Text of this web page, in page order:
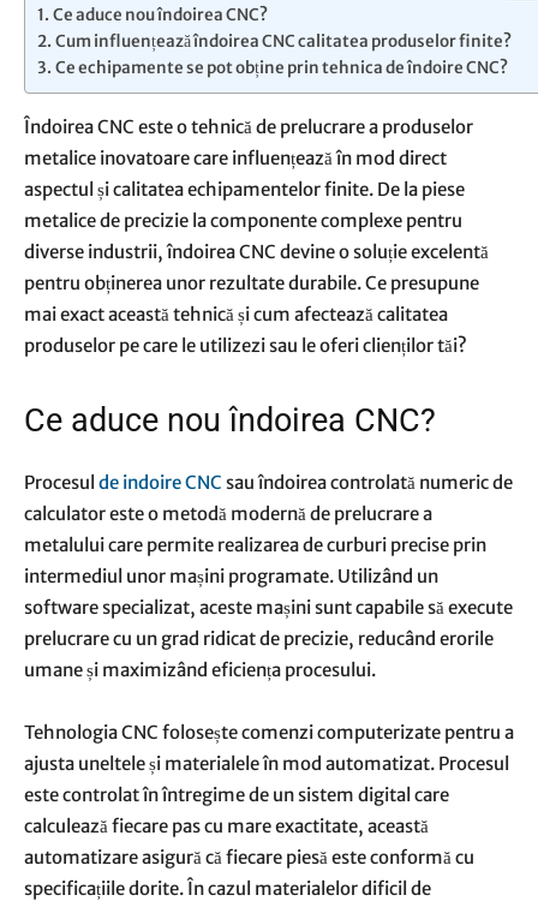
Ce aduce nou îndoirea CNC?
Cum influențează îndoirea CNC calitatea produselor finite?
Ce echipamente se pot obține prin tehnica de îndoire CNC?
Îndoirea CNC este o tehnică de prelucrare a produselor
metalice inovatoare care influențează în mod direct
aspectul și calitatea echipamentelor finite. De la piese
metalice de precizie la componente complexe pentru
diverse industrii, îndoirea CNC devine o soluție excelentă
pentru obținerea unor rezultate durabile. Ce presupune
mai exact această tehnică și cum afectează calitatea
produselor pe care le utilizezi sau le oferi clienților tăi?
Ce aduce nou îndoirea CNC?
Procesul de indoire CNC sau îndoirea controlată numeric de
calculator este o metodă modernă de prelucrare a
metalului care permite realizarea de curburi precise prin
intermediul unor mașini programate. Utilizând un
software specializat, aceste mașini sunt capabile să execute
prelucrare cu un grad ridicat de precizie, reducând erorile
umane și maximizând eficiența procesului.
Tehnologia CNC folosește comenzi computerizate pentru a
ajusta uneltele și materialele în mod automatizat. Procesul
este controlat în întregime de un sistem digital care
calculează fiecare pas cu mare exactitate, această
automatizare asigură că fiecare piesă este conformă cu
specificațiile dorite. În cazul materialelor dificil de